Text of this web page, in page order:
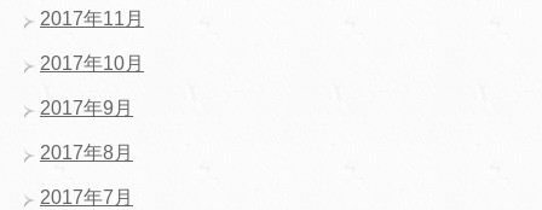
2017年11月
2017年10月
2017年9月
2017年8月
2017年7月